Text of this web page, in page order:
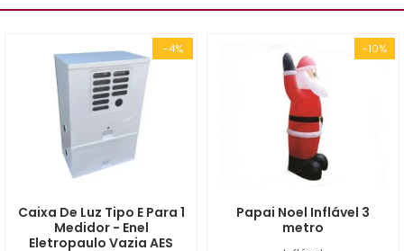
-4%
Caixa De Luz Tipo E Para 1
Medidor - Enel
Eletropaulo Vazia AES
-10%
Papai Noel Inflável 3
metro